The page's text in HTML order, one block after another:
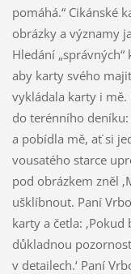
pomáhá.“ Cikánské
obrázky a významy
Hledání
aby karty svého
vykládala karty i
do terénního
a pobídla mě, ať si
vousatého starce
pod obrázkem zněl
ušklíbnout. Paní
karty a četla:
důkladnou
v detailech.‘ Paní